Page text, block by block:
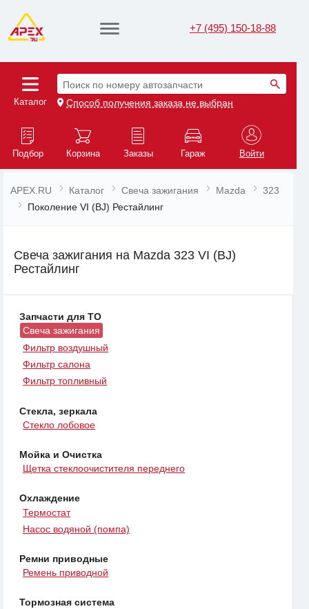
+7 (495) 150-18-88
Каталог
Поиск по номеру автозапчасти
Способ получения заказа не выбран
Подбор Корзина Заказы Гараж Войти
APEX.RU Каталог Свеча зажигания Mazda
323
Поколение VI (BJ) Рестайлинг
Свеча зажигания на Mazda 323 VI (BJ)
Рестайлинг
Запчасти для ТО
Свеча зажигания
Фильтр воздушный
Фильтр салона
Фильтр топливный
Стекла, зеркала
Стекло лобовое
Мойка и Очистка
Щетка стеклоочистителя переднего
Охлаждение
Термостат
Насос водяной (помпа)
Ремни приводные
Ремень приводной
Тормозная система